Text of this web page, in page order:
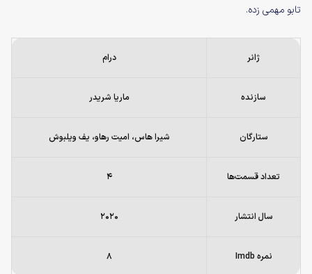
تابو مهمی زده.
ژانر درام
سازنده ماریا شریدر
ستارگان شیرا هاس، امیت رهاو، یف ویلبوش
تعداد قسمت‌ها ۴
سال انتشار ۲۰۲۰
نمره Imdb ۸